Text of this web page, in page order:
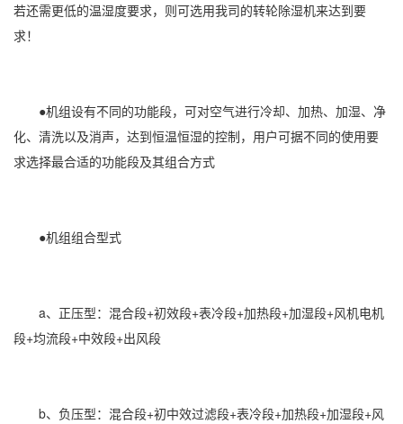
若还需更低的温湿度要求，则可选用我司的转轮除湿机来达到要
求！
●机组设有不同的功能段，可对空气进行冷却、加热、加湿、净
化、清洗以及消声，达到恒温恒湿的控制，用户可据不同的使用要
求选择最合适的功能段及其组合方式
●机组组合型式
a、正压型：混合段+初效段+表冷段+加热段+加湿段+风机电机
段+均流段+中效段+出风段
b、负压型：混合段+初中效过滤段+表冷段+加热段+加湿段+风